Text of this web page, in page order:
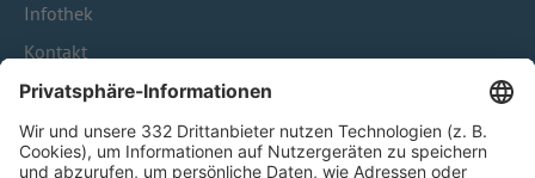
Infothek
Kontakt
HÄUFIG BESUCHTE SEITEN
Pässe und Vereinswechsel